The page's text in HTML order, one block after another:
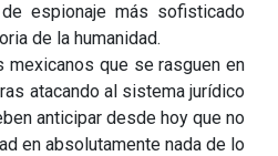
espionaje más sofisticado
de la humanidad.
que se rasguen en
atacando al sistema jurídico
anticipar desde hoy que no
en absolutamente nada de lo